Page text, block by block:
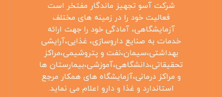
شرکت آسو تجهیز ماندگار مفتخر است
فعالیت خود را در زمینه های مختلف
آزمایشگاهی، آمادگی خود را جهت ارائه
خدمات به صنایع داروسازی، غذایی،آرایشی
بهداشتی،سیمان،نفت و پتروشیمی،مراکز
تحقیقاتی،دانشگاهی،آموزشی،بیمارستان ها
و مراکز درمانی،آزمایشگاه های همکار مرجع
استاندارد و غذا و دارو اعلام می نماید.